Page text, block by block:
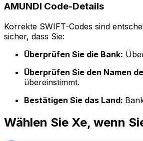
AMUNDI Code-Details
Korrekte SWIFT-Codes sind
sicher, dass Sie:
Überprüfen Sie die Bank:
Überprüfen Sie den Namen
übereinstimmt.
Bestätigen Sie das Land:
Wählen Sie Xe, wenn